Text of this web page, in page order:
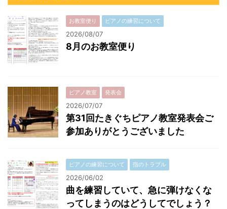
お教室便り ピアノの練習について
2026/08/07
8月のお教室便り
ピアノ教室 発表会
2026/07/07
第31回たきぐちピアノ教室発表会ご
参加ありがとうございました
ピアノの練習について 指のトラブル
2026/06/02
曲を練習していて、急に弾けなくな
ってしまうのはどうしてでしょう？